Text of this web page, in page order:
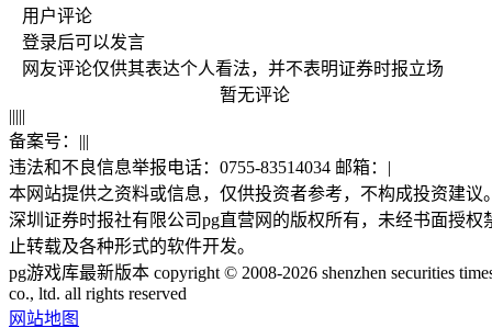
用户评论
登录后可以发言
网友评论仅供其表达个人看法，并不表明证券时报立场
暂无评论
|||||
备案号： |||
违法和不良信息举报电话：0755-83514034 邮箱： |
本网站提供之资料或信息，仅供投资者参考，不构成投资建议
深圳证券时报社有限公司pg直营网的版权所有，未经书面授权
止转载及各种形式的软件开发。
pg游戏库最新版本 copyright © 2008-2026 shenzhen securities
co., ltd. all rights reserved
网站地图